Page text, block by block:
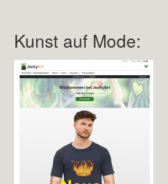
Kunst auf Mode: